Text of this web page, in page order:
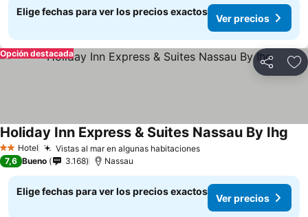
Elige fechas para ver los precios exactos
Ver precios
Compartir
Opción destacada
2 Estrellas
Hotel Vistas al mar en algunas habitaciones
Holiday Inn Express & Suites Nassau By Ihg
7,6 Bueno 3.168 Nassau
Elige fechas para ver los precios exactos
Ver precios